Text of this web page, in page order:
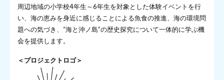
周辺地域の小学校4年生～6年生を対象とした体験イベントを行
い、海の恵みを身近に感じることによる魚食の推進、海の環境問
題への気づき、“海と沖ノ島”の歴史探究について一体的に学ぶ機
会を提供します。
＜プロジェクトロゴ＞